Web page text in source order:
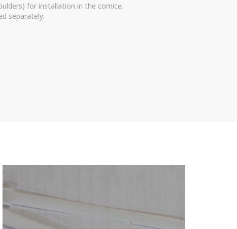
for installation in the cornice.
separately.